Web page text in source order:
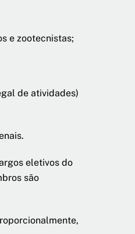
e zootecnistas;
de atividades)
eletivos do
são